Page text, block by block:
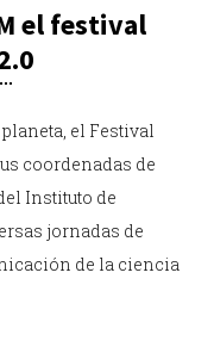
el festival
el Festival
coordenadas de
Instituto de
jornadas de
de la ciencia